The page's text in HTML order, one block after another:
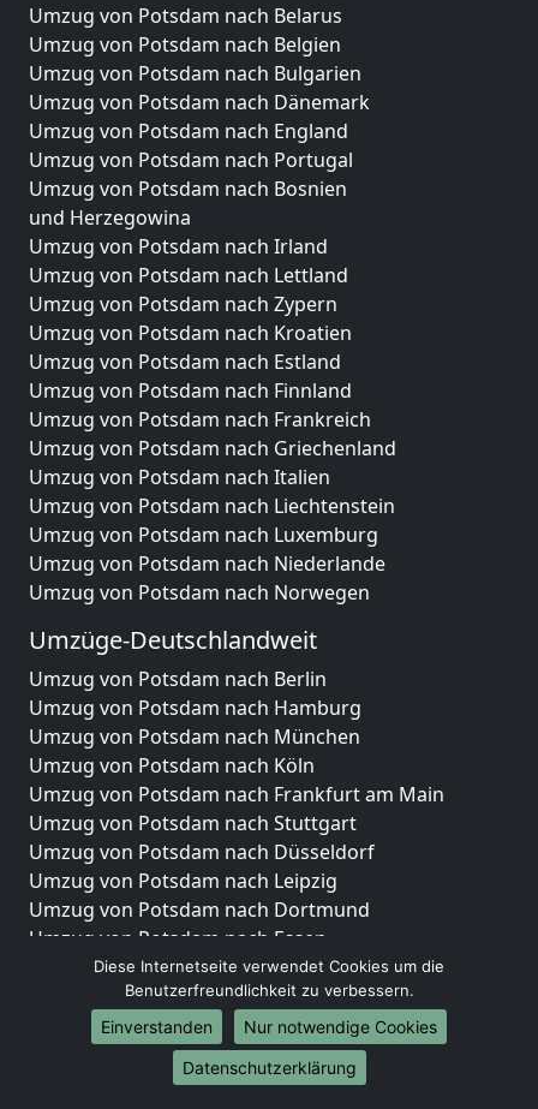
Umzug von Potsdam nach Belarus
Umzug von Potsdam nach Belgien
Umzug von Potsdam nach Bulgarien
Umzug von Potsdam nach Dänemark
Umzug von Potsdam nach England
Umzug von Potsdam nach Portugal
Umzug von Potsdam nach Bosnien
und Herzegowina
Umzug von Potsdam nach Irland
Umzug von Potsdam nach Lettland
Umzug von Potsdam nach Zypern
Umzug von Potsdam nach Kroatien
Umzug von Potsdam nach Estland
Umzug von Potsdam nach Finnland
Umzug von Potsdam nach Frankreich
Umzug von Potsdam nach Griechenland
Umzug von Potsdam nach Italien
Umzug von Potsdam nach Liechtenstein
Umzug von Potsdam nach Luxemburg
Umzug von Potsdam nach Niederlande
Umzug von Potsdam nach Norwegen
Umzüge-Deutschlandweit
Umzug von Potsdam nach Berlin
Umzug von Potsdam nach Hamburg
Umzug von Potsdam nach München
Umzug von Potsdam nach Köln
Umzug von Potsdam nach Frankfurt am Main
Umzug von Potsdam nach Stuttgart
Umzug von Potsdam nach Düsseldorf
Umzug von Potsdam nach Leipzig
Umzug von Potsdam nach Dortmund
Umzug von Potsdam nach Essen
Umzug von Potsdam nach Bremen
Umzug von Potsdam nach Dresden
Umzug von Potsdam nach Hannover
Umzug von Potsdam nach Nürnberg
Umzug von Potsdam nach Duisburg
Diese Internetseite verwendet Cookies um die
Benutzerfreundlichkeit zu verbessern.
Einverstanden
Nur notwendige Cookies
Datenschutzerklärung